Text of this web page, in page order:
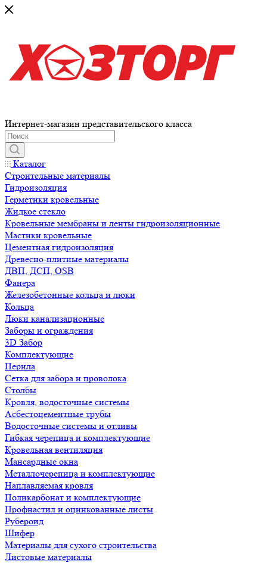
Интернет-магазин представительского класса
Каталог
Строительные материалы
Гидроизоляция
Герметики кровельные
Жидкое стекло
Кровельные мембраны и ленты гидроизоляционные
Мастики кровельные
Цементная гидроизоляция
Древесно-плитные материалы
ДВП, ДСП, OSB
Фанера
Железобетонные кольца и люки
Кольца
Люки канализационные
Заборы и ограждения
3D Забор
Комплектующие
Перила
Сетка для забора и проволока
Столбы
Кровля, водосточные системы
Асбестоцементные трубы
Водосточные системы и отливы
Гибкая черепица и комплектующие
Кровельная вентиляция
Мансардные окна
Металлочерепица и комплектующие
Наплавляемая кровля
Поликарбонат и комплектующие
Профнастил и оцинкованные листы
Рубероид
Шифер
Материалы для сухого строительства
Листовые материалы